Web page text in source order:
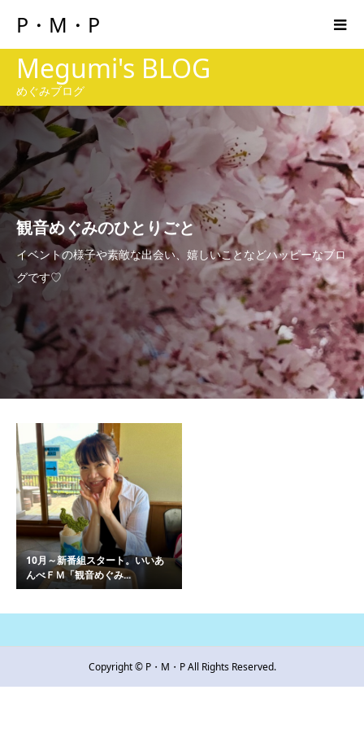
P・M・P
Megumi's BLOG
めぐみブログ
観音めぐみのひとりごと
イベントの様子や素敵な出会い、嬉しいことなどハッピーなブロ
グです♡
10月～新番組スタート。いいあ
んべＦＭ「観音めぐみ...
Copyright © P・M・P All Rights Reserved.